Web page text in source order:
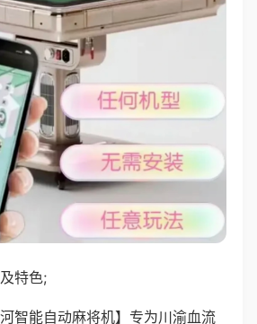
特色;
河智能自动麻将机】专为川渝血流